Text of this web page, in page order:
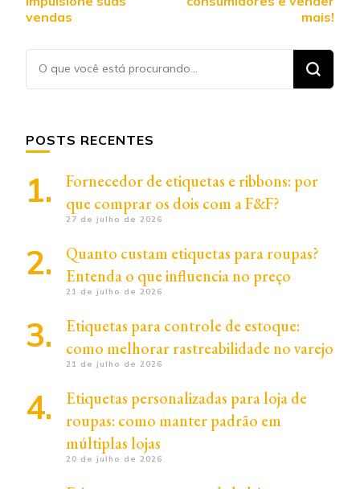
vendas
mais!
Procurando
algo?
POSTS RECENTES
Fornecedor de etiquetas e ribbons: por
que comprar os dois com a F&F?
27 de julho de 2026
Quanto custam etiquetas para roupas?
Entenda o que influencia no preço
21 de julho de 2026
Etiquetas para controle de estoque:
como melhorar rastreabilidade no varejo
21 de julho de 2026
Etiquetas personalizadas para loja de
roupas: como manter padrão em
múltiplas lojas
20 de julho de 2026